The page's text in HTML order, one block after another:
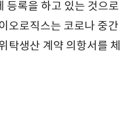
등록을 하고 있는 것으로
오로직스는 코로나 중간
탁생산 계약 의항서를 체